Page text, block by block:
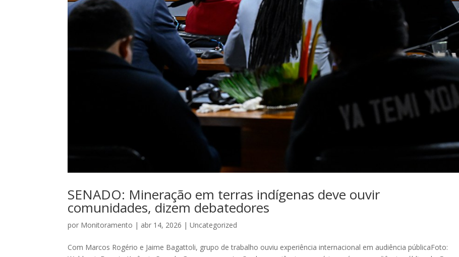
SENADO: Mineração em terras indígenas deve ouvir
comunidades, dizem debatedores
por Monitoramento | abr 14, 2026 |Uncategorized
Com Marcos Rogério e Jaime Bagattoli, grupo de trabalho ouviu experiência internacional em audiência públicaFoto: